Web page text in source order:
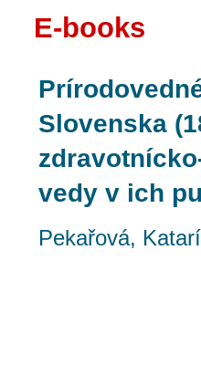
E-books
Slovenska
vedy v ich
Pekařová,